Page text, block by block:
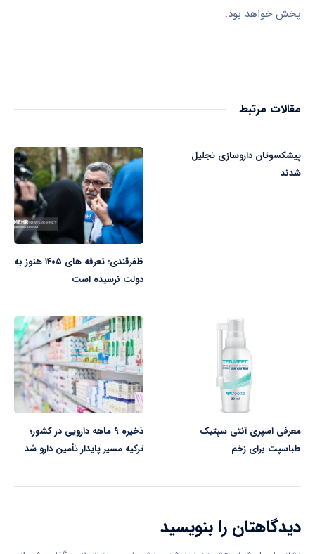
پخش خواهد بود.
مقالات مرتبط
پیشکسوتان داروسازی تجلیل
شدند
ظفرقندی: تعرفه های ۱۴۰۵ هنوز به
دولت نرسیده است
معرفی اسپری آنتی سپتیک
طباسپت برای زخم
ذخیره ۹ ماهه دارویی در کشور؛
ترکیه مسیر پایدار تأمین دارو شد
دیدگاهتان را بنویسید